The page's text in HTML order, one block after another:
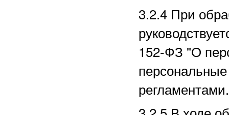
3.2.4 При
152-ФЗ "О
регламентами.